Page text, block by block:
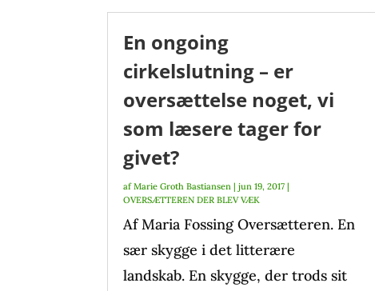
En ongoing
cirkelslutning – er
oversættelse noget, vi
som læsere tager for
givet?
afMarie Groth Bastiansen |jun 19, 2017 |
OVERSÆTTEREN DER BLEV VÆK
Af Maria Fossing Oversætteren. En
sær skygge i det litterære
landskab. En skygge, der trods sit